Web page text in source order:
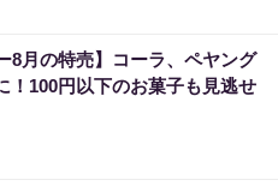
8月の特売】コーラ、ペヤング
！100円以下のお菓子も見逃せ